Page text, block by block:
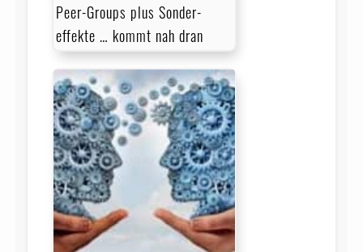
Peer-Groups plus Sonder­
effekte … kommt nah dran